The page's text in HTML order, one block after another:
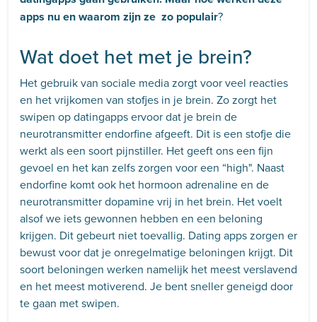
apps nu en waarom zijn ze zo populair?
Wat doet het met je brein?
Het gebruik van sociale media zorgt voor veel reacties
en het vrijkomen van stofjes in je brein. Zo zorgt het
swipen op datingapps ervoor dat je brein de
neurotransmitter endorfine afgeeft. Dit is een stofje die
werkt als een soort pijnstiller. Het geeft ons een fijn
gevoel en het kan zelfs zorgen voor een “high". Naast
endorfine komt ook het hormoon adrenaline en de
neurotransmitter dopamine vrij in het brein. Het voelt
alsof we iets gewonnen hebben en een beloning
krijgen. Dit gebeurt niet toevallig. Dating apps zorgen er
bewust voor dat je onregelmatige beloningen krijgt. Dit
soort beloningen werken namelijk het meest verslavend
en het meest motiverend. Je bent sneller geneigd door
te gaan met swipen.